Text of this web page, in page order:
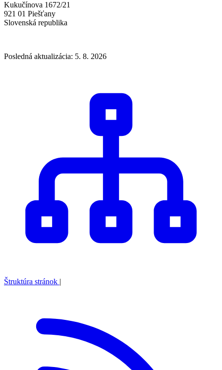
Kukučínova 1672/21
921 01 Piešťany
Slovenská republika
Posledná aktualizácia: 5. 8. 2026
Štruktúra stránok |